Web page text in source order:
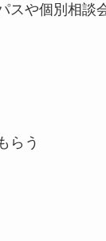
スや個別相談
らう